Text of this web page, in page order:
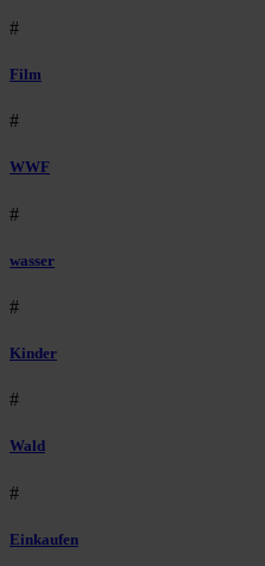
#
Film
#
WWF
#
wasser
#
Kinder
#
Wald
#
Einkaufen